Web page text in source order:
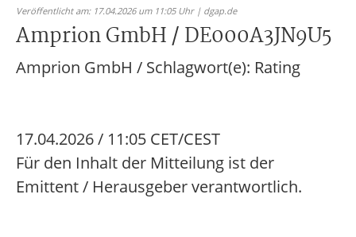
Veröffentlicht am: 17.04.2026 um 11:05 Uhr | dgap.de
Amprion GmbH / DE000A3JN9U5
Amprion GmbH / Schlagwort(e): Rating
17.04.2026 / 11:05 CET/CEST
Für den Inhalt der Mitteilung ist der
Emittent / Herausgeber verantwortlich.